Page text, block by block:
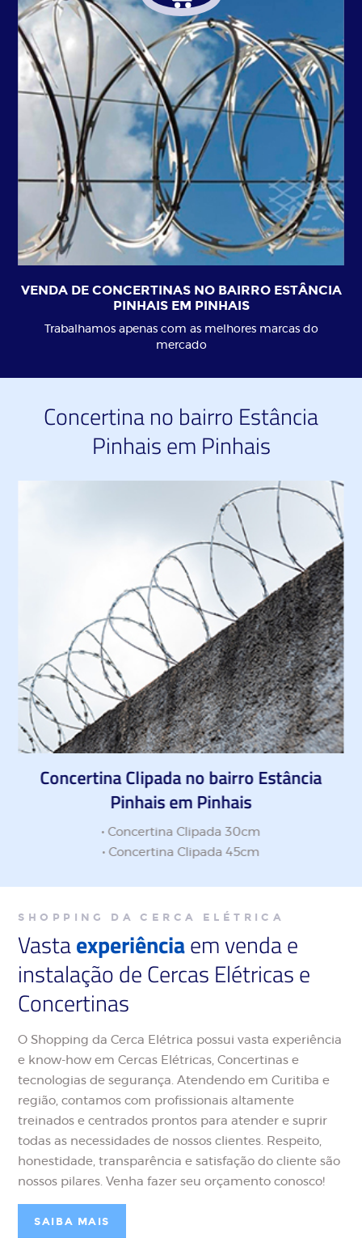
VENDA DE CONCERTINAS NO BAIRRO ESTÂNCIA
PINHAIS EM PINHAIS
Trabalhamos apenas com as melhores marcas do
mercado
Concertina no bairro Estância
Pinhais em Pinhais
Concertina Clipada no bairro Estância
Pinhais em Pinhais
• Concertina Clipada 30cm
• Concertina Clipada 45cm
SHOPPING DA CERCA ELÉTRICA
Vastaexperiênciaem venda e
instalação de Cercas Elétricas e
Concertinas
O Shopping da Cerca Elétrica possui vasta experiência
e know-how em Cercas Elétricas, Concertinas e
tecnologias de segurança. Atendendo em Curitiba e
região, contamos com profissionais altamente
treinados e centrados prontos para atender e suprir
todas as necessidades de nossos clientes. Respeito,
honestidade, transparência e satisfação do cliente são
nossos pilares. Venha fazer seu orçamento conosco!
SAIBA MAIS